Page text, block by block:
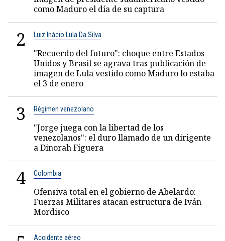
como Maduro el día de su captura
2 Luiz Inácio Lula Da Silva
"Recuerdo del futuro": choque entre Estados
Unidos y Brasil se agrava tras publicación de
imagen de Lula vestido como Maduro lo estaba
el 3 de enero
3 Régimen venezolano
"Jorge juega con la libertad de los
venezolanos": el duro llamado de un dirigente
a Dinorah Figuera
4 Colombia
Ofensiva total en el gobierno de Abelardo:
Fuerzas Militares atacan estructura de Iván
Mordisco
Accidente aéreo